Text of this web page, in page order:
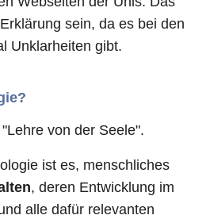
sein, da es bei den
Unklarheiten gibt.
von der Seele".
ist es, menschliches
, deren Entwicklung im
alle dafür relevanten